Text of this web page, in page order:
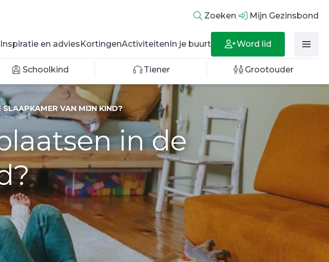
Inspiratie en advies KortingenActiviteiten In je buurt Word lid
Zoeken Mijn Gezinsbond
Schoolkind Tiener Grootouder
VAN MIJN KIND?
in de